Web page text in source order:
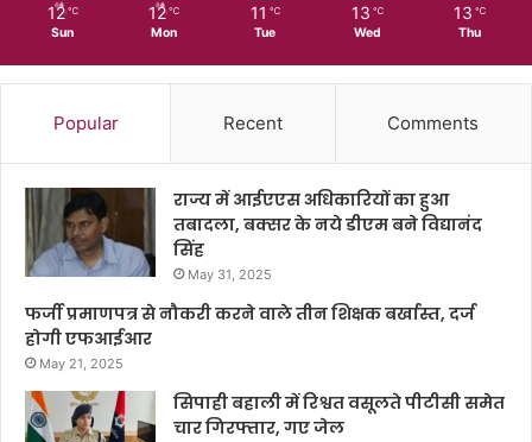
12 ℃
Sun
12 ℃
Mon
11 ℃
Tue
13 ℃
Wed
13 ℃
Thu
Popular Recent Comments
राज्य में आईएएस अधिकारियों का हुआ
तबादला, बक्सर के नये डीएम बने विद्यानंद
सिंह
May 31, 2025
फर्जी प्रमाणपत्र से नौकरी करने वाले तीन शिक्षक बर्खास्त, दर्ज
होगी एफआईआर
May 21, 2025
सिपाही बहाली में रिश्वत वसूलते पीटीसी समेत
चार गिरफ्तार, गए जेल